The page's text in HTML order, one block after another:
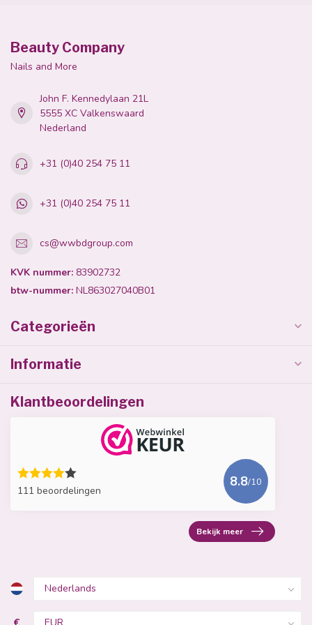
Beauty Company
Nails and More
John F. Kennedylaan 21L
5555 XC Valkenswaard
Nederland
+31 (0)40 254 75 11
+31 (0)40 254 75 11
cs@wwbdgroup.com
KVK nummer: 83902732
btw-nummer: NL863027040B01
Categorieën
Informatie
Klantbeoordelingen
111 beoordelingen
8.8/10
Bekijk meer